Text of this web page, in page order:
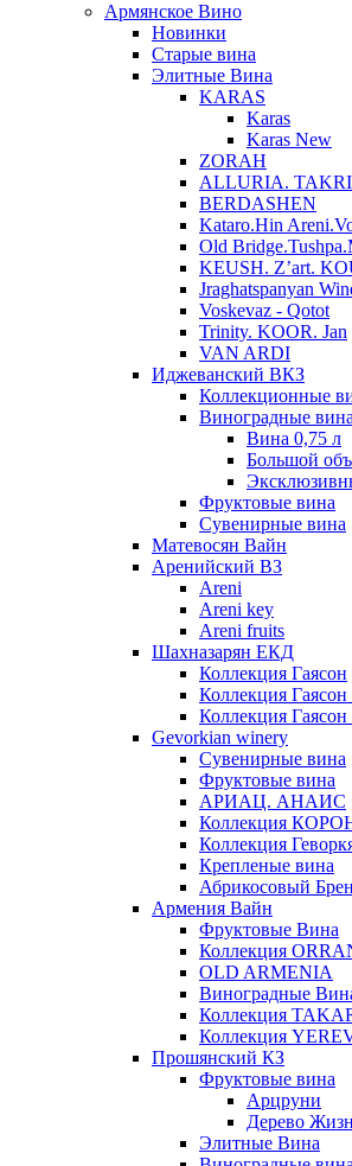
Армянское Вино
Новинки
Старые вина
Элитные Вина
KARAS
Karas
Karas New
ZORAH
ALLURIA.
BERDASHEN
Kataro.Hin
Old
KEUSH. Z’art.
Jraghatspanyan
Voskevaz - Qotot
Trinity. KOOR. Jan
VAN ARDI
Иджеванский ВКЗ
Коллекционные
Виноградные вина
Вина 0,75 л
Большой
Фруктовые вина
Cувенирные вина
Матевосян Вайн
Аренийский ВЗ
Areni
Areni key
Areni fruits
Шахназарян ЕКД
Коллекция Гаясон
Коллекция Гаясон
Коллекция
Gevorkian winery
Сувенирные вина
Фруктовые вина
АРИАЦ. АНАИС
Коллекция
Коллекция
Крепленые вина
Абрикосовый
Армения Вайн
Фруктовые Вина
Коллекция
OLD ARMENIA
Виноградные
Коллекция
Коллекция
Прошянский КЗ
Фруктовые вина
Арцруни
Дерево
Элитные Вина